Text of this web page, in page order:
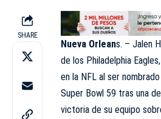
SHARE
Nueva Orleans. – Jalen
de los Philadelphia
en la NFL al ser
Super Bowl 59 tras una
victoria de su equipo